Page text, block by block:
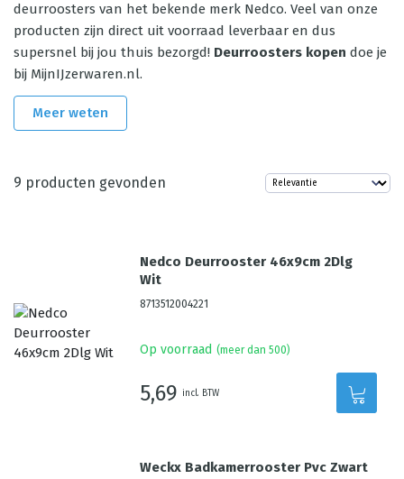
deurroosters van het bekende merk Nedco. Veel van onze
producten zijn direct uit voorraad leverbaar en dus
supersnel bij jou thuis bezorgd! Deurroosters kopen doe je
bij MijnIJzerwaren.nl.
Meer weten
9 producten gevonden
Nedco Deurrooster 46x9cm 2Dlg
Wit
8713512004221
Op voorraad (meer dan 500)
5,69 incl. BTW
Weckx Badkamerrooster Pvc Zwart